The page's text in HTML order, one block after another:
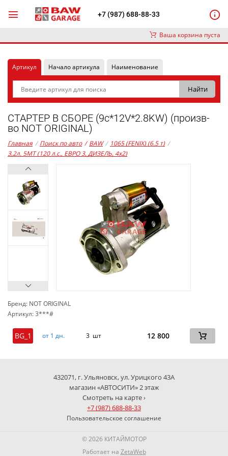
+7 (987) 688-88-33
Ваша корзина пуста
Артикул Начало артикула Наименование
СТАРТЕР В СБОРЕ (9c*12V*2.8KW) (произв-
во NOT ORIGINAL)
Главная / Поиск по авто / BAW / 1065 (FENIX) (6.5 т) /
3,2л. 5MT (120 л.с., ЕВРО 3, ДИЗЕЛЬ, 4x2)
Бренд: NOT ORIGINAL
Артикул: 3***#
BG_1 от 1 дн. 3 шт 12 800
432071, г. Ульяновск, ул. Урицкого 43А
магазин «АВТОСИТИ» 2 этаж
Смотреть на карте ›
+7 (987) 688-88-33
Пользовательское соглашение
© 2026 КИТАЙМОТОР
Работает на ZetaWeb